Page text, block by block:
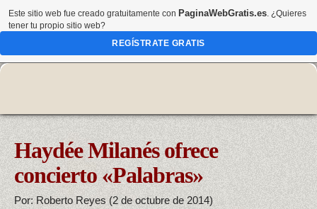
Haydée Milanés ofrece
concierto «Palabras»
Por: Roberto Reyes (2 de octubre de 2014)
Este sitio web fue creado gratuitamente con PaginaWebGratis.es. ¿Quieres
tener tu propio sitio web?
REGÍSTRATE GRATIS